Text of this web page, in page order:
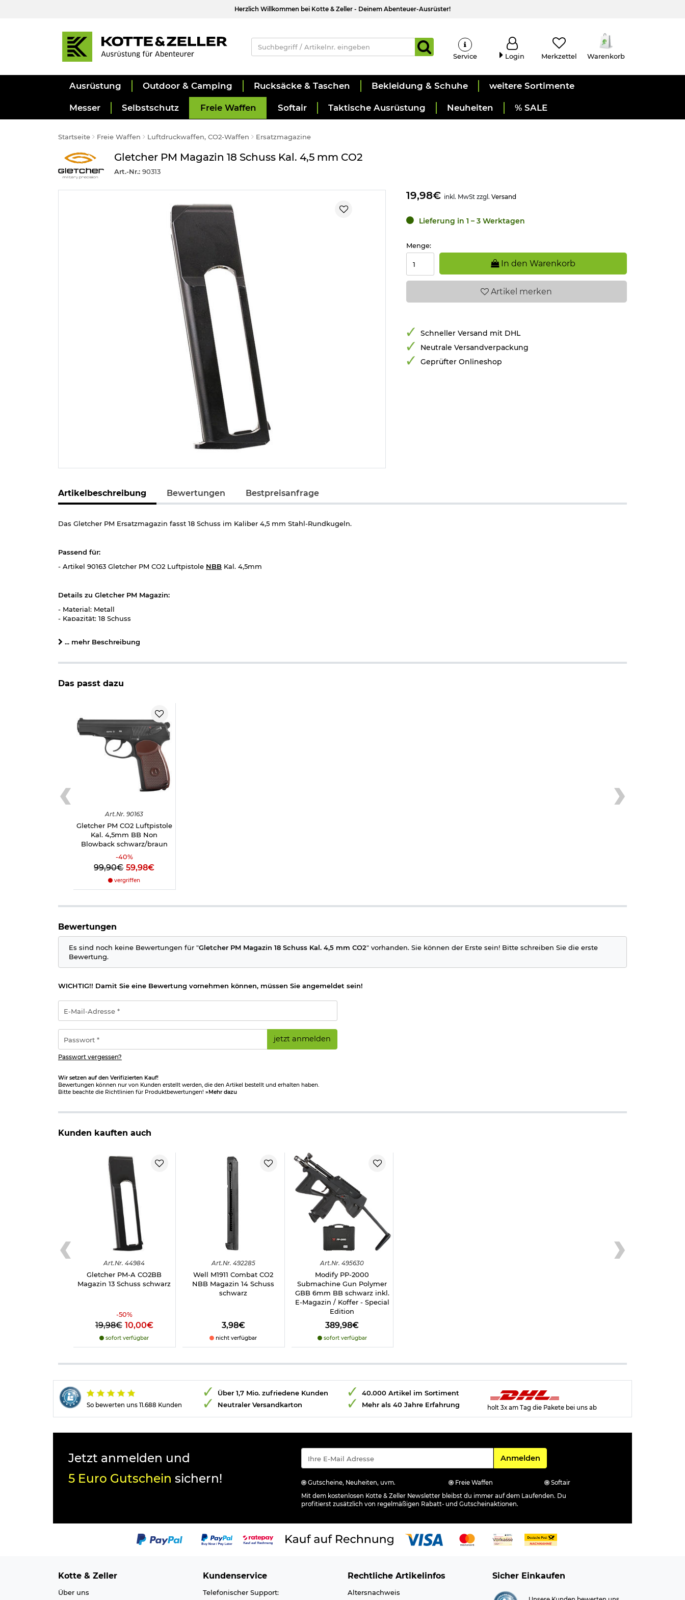
Herzlich Willkommen bei Kotte & Zeller - Deinem Abenteuer-Ausrüster!
Service Login Merkzettel Warenkorb
Ausrüstung Outdoor & Camping Rucksäcke & Taschen Bekleidung & Schuhe weitere Sortimente
Messer Selbstschutz Freie Waffen Softair Taktische Ausrüstung Neuheiten % SALE
Startseite Freie Waffen Luftdruckwaffen, CO2-Waffen Ersatzmagazine
Gletcher PM Magazin 18 Schuss Kal. 4,5 mm CO2
Art.-Nr.: 90313
19,98€ inkl. MwSt zzgl. Versand
Lieferung in 1 – 3 Werktagen
Menge:
In den Warenkorb
Artikel merken
Schneller Versand mit DHL
Neutrale Versandverpackung
Geprüfter Onlineshop
Artikelbeschreibung Bewertungen Bestpreisanfrage
Das Gletcher PM Ersatzmagazin fasst 18 Schuss im Kaliber 4,5 mm Stahl-Rundkugeln.
Passend für:
- Artikel 90163 Gletcher PM CO2 Luftpistole NBB Kal. 4,5mm
Details zu Gletcher PM Magazin:
- Material: Metall
- Kapazität: 18 Schuss
Hinweis: RichtigerUmgang mit Druckluft-, Federdruckwaffen und CO2-Waffen
Verantwortliche Person für die EU
... mehr Beschreibung
Das passt dazu
Art.Nr. 90163
Gletcher PM CO2 Luftpistole
Kal. 4,5mm BB Non
Blowback schwarz/braun
-40%
99,90€ 59,98€
vergriffen
Bewertungen
Es sind noch keine Bewertungen für "Gletcher PM Magazin 18 Schuss Kal. 4,5 mm CO2" vorhanden. Sie können der Erste sein! Bitte schreiben Sie die erste
Bewertung.
WICHTIG!! Damit Sie eine Bewertung vornehmen können, müssen Sie angemeldet sein!
Mail-
Adresse
*
jetzt anmelden
Passwort vergessen?
Wir setzen auf den Verifizierten Kauf!
Bewertungen können nur von Kunden erstellt werden, die den Artikel bestellt und erhalten haben.
Bitte beachte die Richtlinien für Produktbewertungen! »Mehr dazu
Kunden kauften auch
Art.Nr. 44984
Gletcher PM-A CO2BB
Magazin 13 Schuss schwarz
-50%
19,98€ 10,00€
sofort verfügbar
Art.Nr. 492285
Well M1911 Combat CO2
NBB Magazin 14 Schuss
schwarz
3,98€
nicht verfügbar
Art.Nr. 495630
Modify PP-2000
Submachine Gun Polymer
GBB 6mm BB schwarz inkl.
E-Magazin / Koffer - Special
Edition
389,98€
sofort verfügbar
So bewerten uns 11.688 Kunden
Über 1,7 Mio. zufriedene Kunden
Neutraler Versandkarton
40.000 Artikel im Sortiment
Mehr als 40 Jahre Erfahrung
holt 3x am Tag die Pakete bei uns ab
Jetzt anmelden und
5 Euro Gutschein sichern!
Für den Newsletter
Anmelden
Gutscheine, Neuheiten, uvm. Freie Waffen
Softair
Mit dem kostenlosen Kotte & Zeller Newsletter bleibst du immer auf dem Laufenden. Du
profitierst zusätzlich von regelmäßigen Rabatt- und Gutscheinaktionen.
Kotte & Zeller
Über uns
Kundenservice
Telefonischer Support:
Rechtliche Artikelinfos
Altersnachweis
Sicher Einkaufen